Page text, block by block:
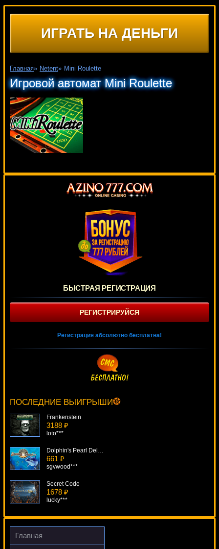
ИГРАТЬ НА ДЕНЬГИ
Главная» Netent» Mini Roulette
Игровой автомат Mini Roulette
БЫСТРАЯ РЕГИСТРАЦИЯ
РЕГИСТРИРУЙСЯ
Регистрация абсолютно бесплатна!
ПОСЛЕДНИЕ ВЫИГРЫШИ
Egoistik***
Frankenstein
3188 ₽
loto***
Dolphin's Pearl Deluxe
661 ₽
sgvwood***
Secret Code
1678 ₽
lucky***
Plenty On Twenty
3633 ₽
Главная